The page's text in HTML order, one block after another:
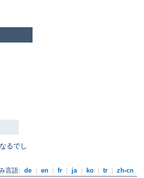
るでし
言語: de en fr ja ko tr
zh-cn